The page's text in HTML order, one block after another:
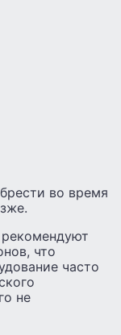
во время
рекомендуют
что
часто
не